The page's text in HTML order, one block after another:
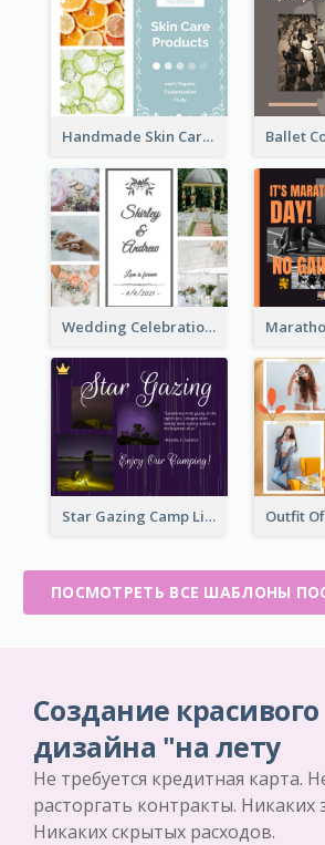
Handmade Skin Care Products Facebook Post
Wedding Celebration Facebook Post
Star Gazing Camp Lifestyle Facebook Post
ПОСМОТРЕТЬ ВСЕ ШАБЛОНЫ
Создание красивого
дизайна "на лету
Не требуется кредитная карта.
расторгать контракты. Никаких
Никаких скрытых расходов.